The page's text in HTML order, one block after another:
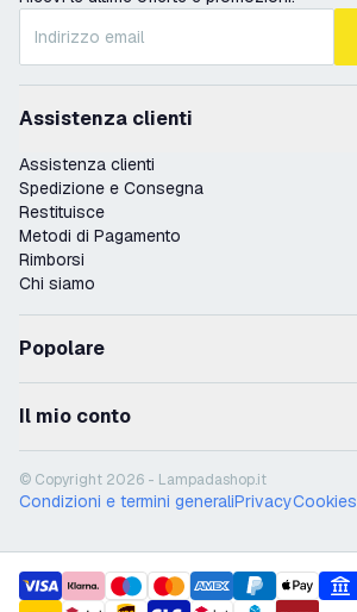
Assistenza clienti
Assistenza clienti
Spedizione e Consegna
Restituisce
Metodi di Pagamento
Rimborsi
Chi siamo
Popolare
Il mio conto
© Copyright 2026 - Lampadashop.it
Condizioni e termini generaliPrivacyCookies
payment methods